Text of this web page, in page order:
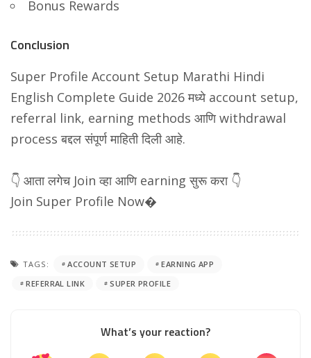
Bonus Rewards
Conclusion
Super Profile Account Setup Marathi Hindi
English Complete Guide 2026 मध्ये account setup,
referral link, earning methods आणि withdrawal
process बद्दल संपूर्ण माहिती दिली आहे.
👇 आता लगेच Join व्हा आणि earning सुरू करा 👇
Join Super Profile Now⁠�
TAGS: ACCOUNT SETUP
EARNING APP
REFERRAL LINK
SUPER PROFILE
What’s your reaction?